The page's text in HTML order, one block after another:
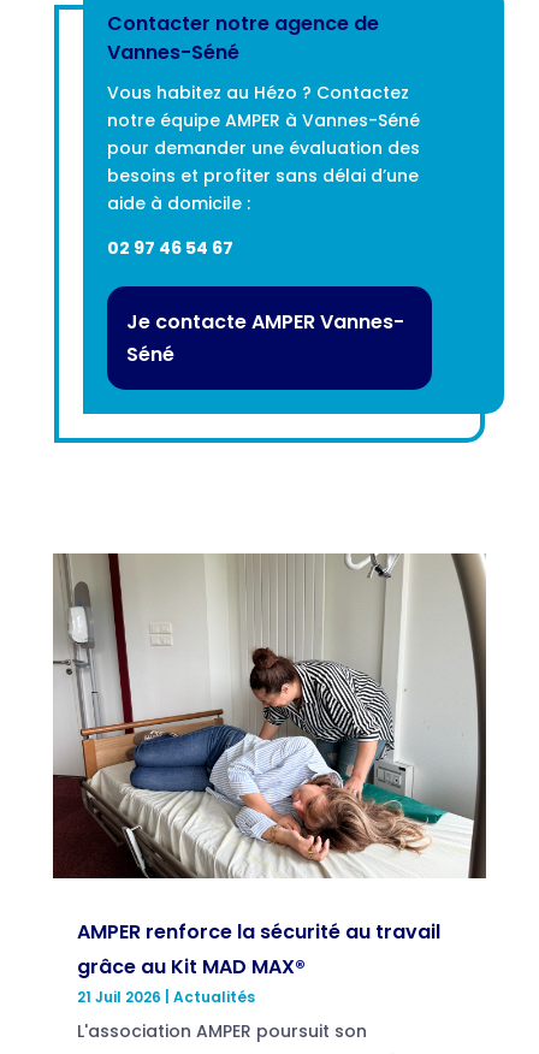
Contacter notre agence de
Vannes-Séné
Vous habitez au Hézo ? Contactez
notre équipe AMPER à Vannes-Séné
pour demander une évaluation des
besoins et profiter sans délai d’une
aide à domicile :
02 97 46 54 67
Je contacte AMPER Vannes-
Séné
AMPER renforce la sécurité au travail
grâce au Kit MAD MAX®
21 Juil 2026 Actualités
L'association AMPER poursuit son